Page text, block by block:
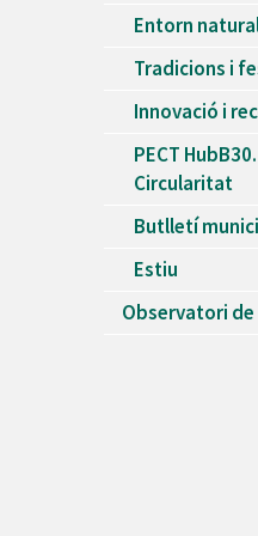
Entorn
Tradicions i
Innovació i
PECT
Circularitat
Butlletí
Estiu
Observatori